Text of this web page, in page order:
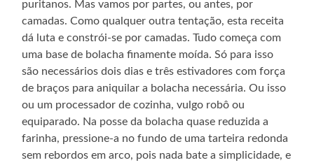
puritanos. Mas vamos por partes, ou antes, por
camadas. Como qualquer outra tentação, esta receita
dá luta e constrói-se por camadas. Tudo começa com
uma base de bolacha finamente moída. Só para isso
são necessários dois dias e três estivadores com força
de braços para aniquilar a bolacha necessária. Ou isso
ou um processador de cozinha, vulgo robô ou
equiparado. Na posse da bolacha quase reduzida a
farinha, pressione-a no fundo de uma tarteira redonda
sem rebordos em arco, pois nada bate a simplicidade, e